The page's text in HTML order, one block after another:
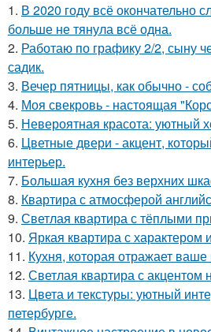
1. В 2020 году всё окончательно
больше не тянула всё одна.
2. Работаю по графику 2/2, сыну
садик.
3. Вечер пятницы, как обычно -
4. Моя свекровь - настоящая
5. Невероятная красота: уютный
6. Цветные двери - акцент,
интерьер.
7. Большая кухня без верхних
8. Квартира с атмосферой
9. Светлая квартира с тёплыми
10. Яркая квартира с характером
11. Кухня, которая отражает ваше
12. Светлая квартира с акцентом
13. Цвета и текстуры: уютный
петербурге.